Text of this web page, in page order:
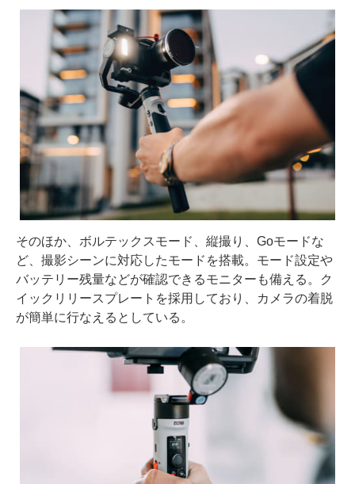
そのほか、ボルテックスモード、縦撮り、Goモードな
ど、撮影シーンに対応したモードを搭載。モード設定や
バッテリー残量などが確認できるモニターも備える。ク
イックリリースプレートを採用しており、カメラの着脱
が簡単に行なえるとしている。